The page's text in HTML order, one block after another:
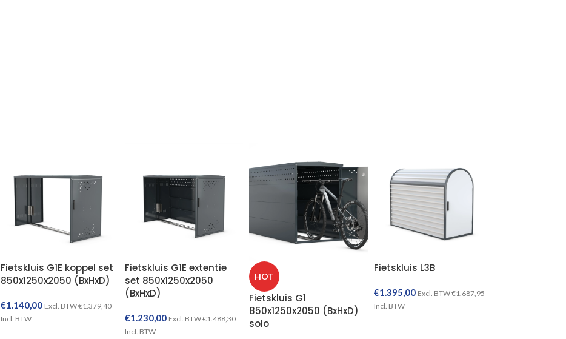
Fietskluis G1E koppel set
850x1250x2050 (BxHxD)
€1.140,00 Excl. BTW€1.379,40
Incl. BTW
Fietskluis G1E extentie
set 850x1250x2050
(BxHxD)
€1.230,00 Excl. BTW€1.488,30
Incl. BTW
HOT
Fietskluis G1
850x1250x2050 (BxHxD)
solo
Fietskluis L3B
€1.395,00 Excl. BTW€1.687,95
Incl. BTW